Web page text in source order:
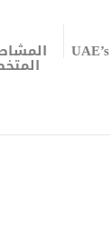
المشاط وزيرة
المتخصص فى